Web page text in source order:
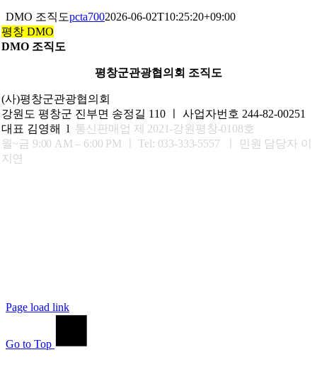
DMO 조직도pcta7002026-06-02T10:25:20+09:00
평창 DMO
DMO 조직도
평창군관광협의회 조직도
(사)평창군관광협의회
강원도 평창군 진부면 송정길 110 ㅣ 사업자번호 244-82-00251
대표 김영해 l 통신판매업 제 2021-강원평창-0108호
월~금 9:00 AM – 6:00 PM ㅣTel: 033-333-5557 ㅣ 민원 담당자 이
지연
Page load link
Go to Top